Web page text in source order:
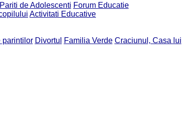
de Adolescenti Forum Educatie
Activitati Educative
parintilor Divortul Familia Verde Craciunul, Casa lui